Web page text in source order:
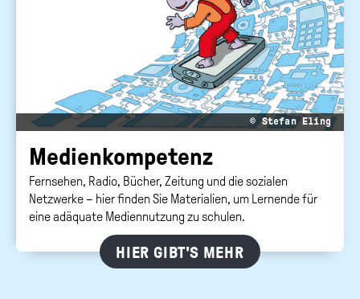
© Stefan Eling
Me­di­en­kom­pe­tenz
Fernsehen, Radio, Bücher, Zeitung und die sozialen
Netzwerke – hier finden Sie Materialien, um Lernende für
eine adäquate Mediennutzung zu schulen.
HIER GIBT'S MEHR